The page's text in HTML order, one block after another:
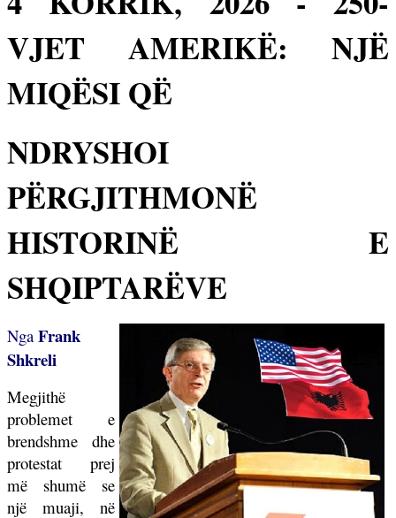
VJET AMERIKË: NJË
MIQËSI QË
NDRYSHOI
PËRGJITHMONË
HISTORINË E
SHQIPTARËVE
Nga Frank
Shkreli
Megjithë
problemet e
brendshme dhe
protestat prej
më shumë se
një muaji, në